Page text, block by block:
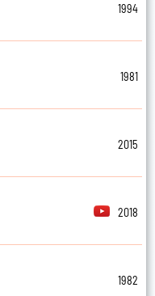
1994
1981
2015
2018
1982